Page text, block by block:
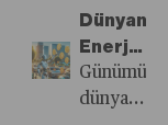
mesleki
artırmayı
hedefleyen
Olanlar
Çiftçiler,
Ve
gelişmesi
ve
üretimde
daha
Dünyanın
Enerjisi
Yapay
Zekâ,
Günümüz